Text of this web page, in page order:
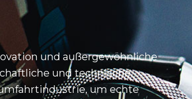
und außergewöhnliche
und technische
um echte